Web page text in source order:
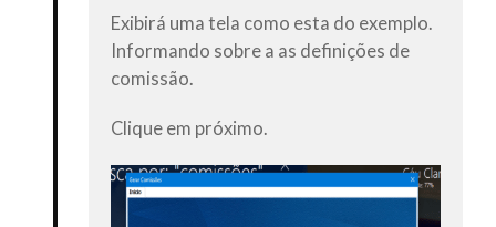
Exibirá uma tela como esta do exemplo.
Informando sobre a as definições de
comissão.
Clique em próximo.